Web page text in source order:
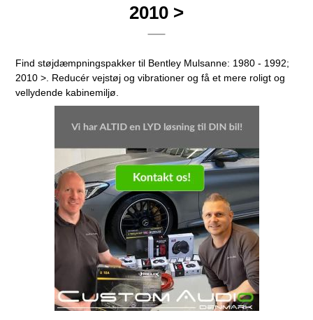
2010 >
Find støjdæmpningspakker til Bentley Mulsanne: 1980 - 1992;
2010 >. Reducér vejstøj og vibrationer og få et mere roligt og
vellydende kabinemiljø.